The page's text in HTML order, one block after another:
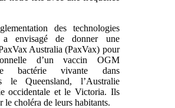
des technologies
a envisagé de donner une
Australia (PaxVax) pour
d’un vaccin OGM
bactérie vivante dans
le Queensland, l’Australie
occidentale et le Victoria. Ils
le choléra de leurs habitants.